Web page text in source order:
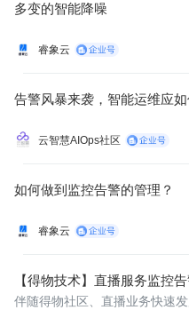
多变的智能降噪
睿象云
告警风暴来袭，智能运维应如
云智慧AIOps社区
如何做到监控告警的管理？
睿象云
【得物技术】直播服务监控
伴随得物社区、直播业务快速